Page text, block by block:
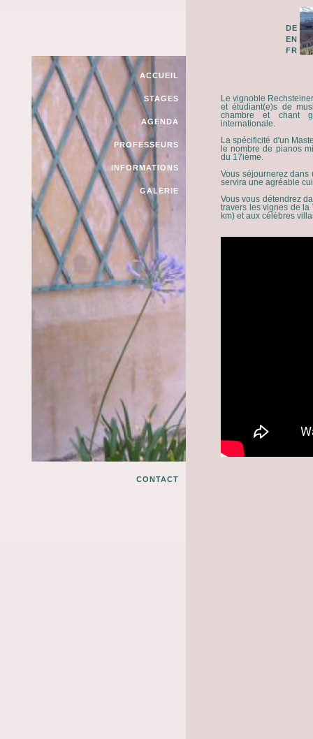
ACCUEIL
STAGES
AGENDA
PROFESSEURS
INFORMATIONS
GALERIE
CONTACT
DE
EN
FR
Le vignoble
et étudiant(e)s de
chambre et chant
internationale.
La spécificité d'un
le nombre de pianos
du 17ième.
Vous séjournerez dans
servira une agréable
Vous vous détendrez
travers les vignes de la
km) et aux célèbres